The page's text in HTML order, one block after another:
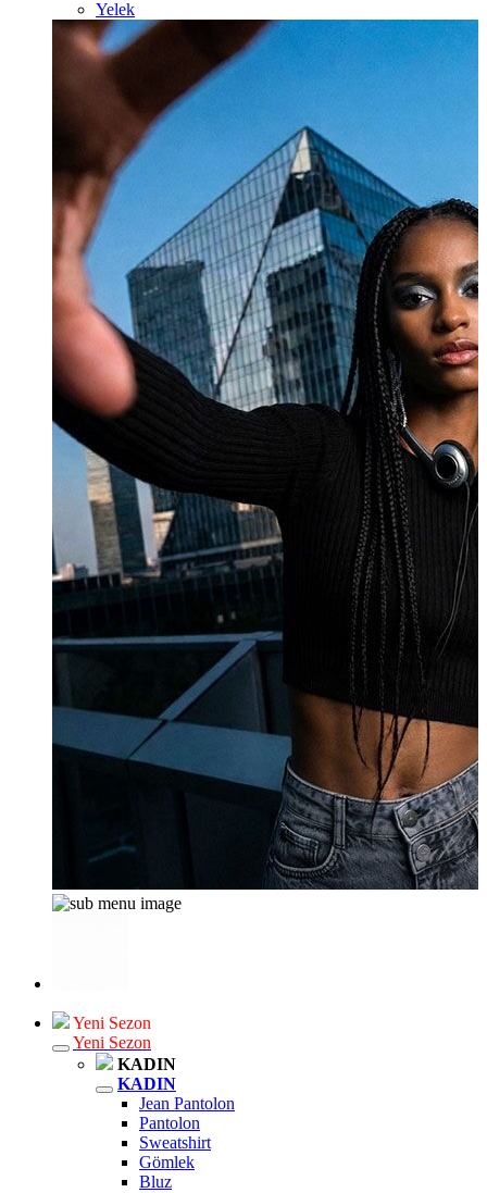
Yelek
Yeni Sezon
Yeni Sezon
KADIN
KADIN
Jean Pantolon
Pantolon
Sweatshirt
Gömlek
Bluz